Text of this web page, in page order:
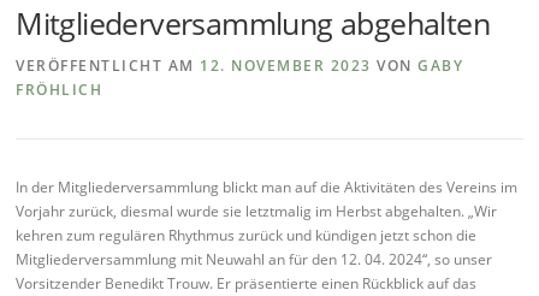
Mitgliederversammlung abgehalten
VERÖFFENTLICHT AM 12. NOVEMBER 2023 VONGABY
FRÖHLICH
In der Mitgliederversammlung blickt man auf die Aktivitäten des Vereins im
Vorjahr zurück, diesmal wurde sie letztmalig im Herbst abgehalten. „Wir
kehren zum regulären Rhythmus zurück und kündigen jetzt schon die
Mitgliederversammlung mit Neuwahl an für den 12. 04. 2024“, so unser
Vorsitzender Benedikt Trouw. Er präsentierte einen Rückblick auf das